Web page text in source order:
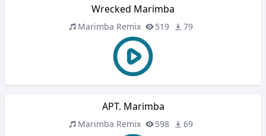
Wrecked Marimba
Marimba Remix 519 79
APT. Marimba
Marimba Remix 598 69